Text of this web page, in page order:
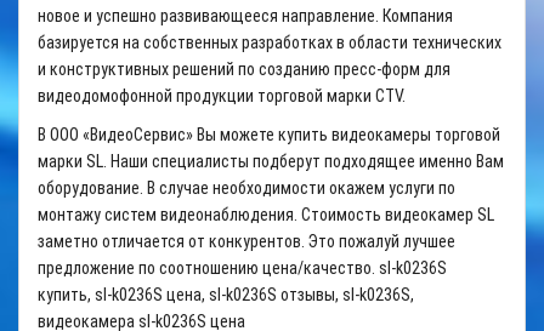
новое и успешно развивающееся направление. Компания
базируется на собственных разработках в области технических
и конструктивных решений по созданию пресс-форм для
видеодомофонной продукции торговой марки CTV.
В ООО «ВидеоСервис» Вы можете купить видеокамеры торговой
марки SL. Наши специалисты подберут подходящее именно Вам
оборудование. В случае необходимости окажем услуги по
монтажу систем видеонаблюдения. Стоимость видеокамер SL
заметно отличается от конкурентов. Это пожалуй лучшее
предложение по соотношению цена/качество. sl-k0236S
купить, sl-k0236S цена, sl-k0236S отзывы, sl-k0236S,
видеокамера sl-k0236S цена